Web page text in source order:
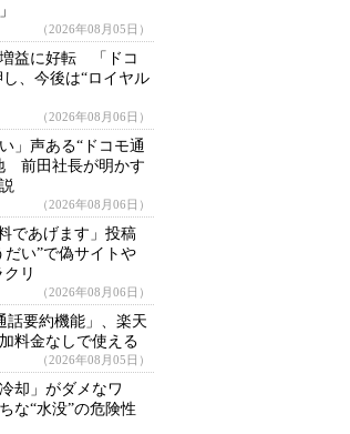
（2026年08月05日）
増益に好転 「ドコ
、今後は“ロイヤル
（2026年08月06日）
」声ある“ドコモ通
前田社長が明かす
（2026年08月06日）
であげます」投稿
い”で偽サイトや
リ
（2026年08月06日）
話要約機能」、楽天
料金なしで使える
（2026年08月05日）
却」がダメなワ
な“水没”の危険性